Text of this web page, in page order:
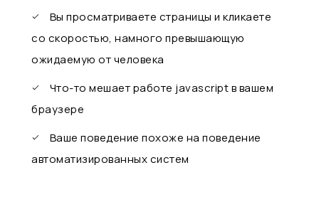
Вы просматриваете страницы и кликаете
со скоростью, намного превышающую
ожидаемую от человека
Что-то мешает работе javascript в вашем
браузере
Ваше поведение похоже на поведение
автоматизированных систем